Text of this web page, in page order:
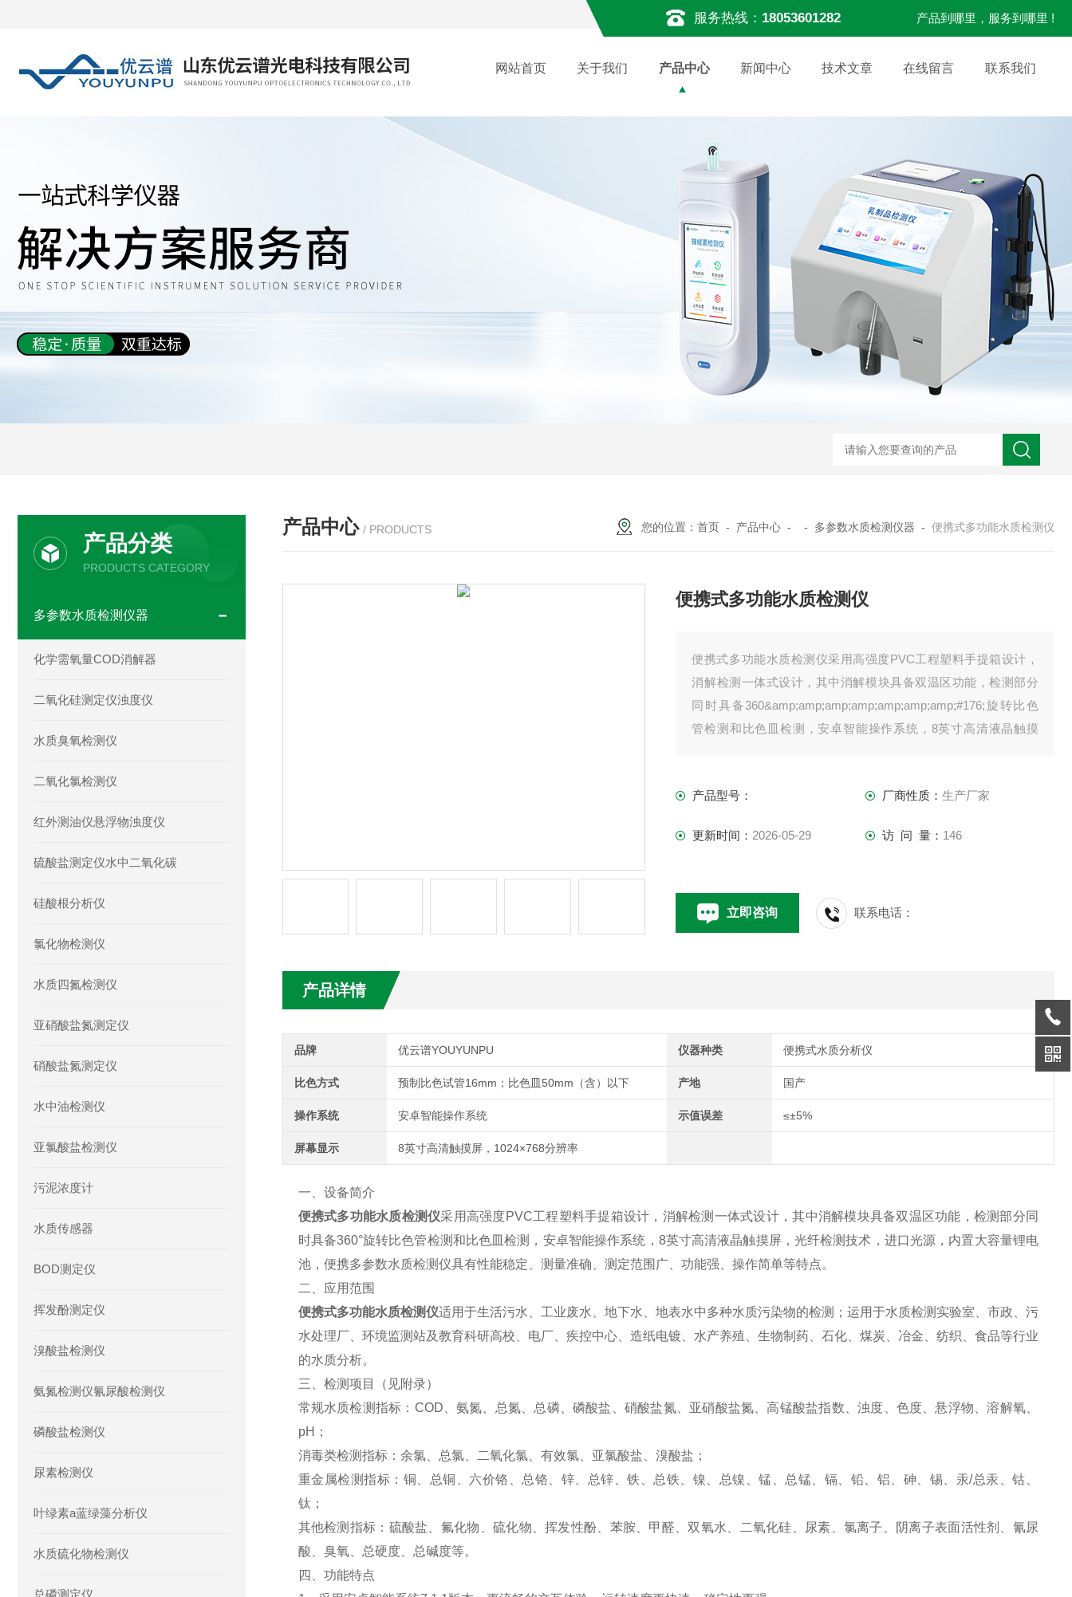
服务热线： 18053601282 产品到哪里，服务到哪里 !
网站首页 关于我们 产品中心 新闻中心 技术文章 在线留言 联系我们
产品中心 / PRODUCTS 您的位置： 首页 - 产品中心 - - 多参数水质检测仪器 - 便携式多功能水质检测仪
便携式多功能水质检测仪
便携式多功能水质检测仪采用高强度PVC工程塑料手提箱设计，
消解检测一体式设计，其中消解模块具备双温区功能，检测部分
同时具备360&amp;amp;amp;amp;amp;amp;amp;#176;旋转比色
管检测和比色皿检测，安卓智能操作系统，8英寸高清液晶触摸
产品型号： 厂商性质： 生产厂家
更新时间： 2026-05-29 访 问 量： 146
立即咨询 联系电话：
产品详情
品牌 优云谱YOUYUNPU 仪器种类 便携式水质分析仪
比色方式 预制比色试管16mm；比色皿50mm（含）以下 产地 国产
操作系统 安卓智能操作系统 示值误差 ≤±5%
屏幕显示 8英寸高清触摸屏，1024×768分辨率
一、设备简介
便携式多功能水质检测仪采用高强度PVC工程塑料手提箱设计，消解检测一体式设计，其中消解模块具备双温区功能，检测部分同
时具备360°旋转比色管检测和比色皿检测，安卓智能操作系统，8英寸高清液晶触摸屏，光纤检测技术，进口光源，内置大容量锂电
池，便携多参数水质检测仪具有性能稳定、测量准确、测定范围广、功能强、操作简单等特点。
二、应用范围
便携式多功能水质检测仪适用于生活污水、工业废水、地下水、地表水中多种水质污染物的检测；运用于水质检测实验室、市政、污
水处理厂、环境监测站及教育科研高校、电厂、疾控中心、造纸电镀、水产养殖、生物制药、石化、煤炭、冶金、纺织、食品等行业
的水质分析。
三、检测项目（见附录）
常规水质检测指标：COD、氨氮、总氮、总磷、磷酸盐、硝酸盐氮、亚硝酸盐氮、高锰酸盐指数、浊度、色度、悬浮物、溶解氧、
pH；
消毒类检测指标：余氯、总氯、二氧化氯、有效氯、亚氯酸盐、溴酸盐；
重金属检测指标：铜、总铜、六价铬、总铬、锌、总锌、铁、总铁、镍、总镍、锰、总锰、镉、铅、铝、砷、锡、汞/总汞、钴、
钛；
其他检测指标：硫酸盐、氟化物、硫化物、挥发性酚、苯胺、甲醛、双氧水、二氧化硅、尿素、氯离子、阴离子表面活性剂、氰尿
酸、臭氧、总硬度、总碱度等。
四、功能特点
产品分类
PRODUCTS CATEGORY
多参数水质检测仪器
化学需氧量COD消解器
二氧化硅测定仪浊度仪
水质臭氧检测仪
二氧化氯检测仪
红外测油仪悬浮物浊度仪
硫酸盐测定仪水中二氧化碳
硅酸根分析仪
氯化物检测仪
水质四氮检测仪
亚硝酸盐氮测定仪
硝酸盐氮测定仪
水中油检测仪
亚氯酸盐检测仪
污泥浓度计
水质传感器
BOD测定仪
挥发酚测定仪
溴酸盐检测仪
氨氮检测仪氰尿酸检测仪
磷酸盐检测仪
尿素检测仪
叶绿素a蓝绿藻分析仪
水质硫化物检测仪
总磷测定仪